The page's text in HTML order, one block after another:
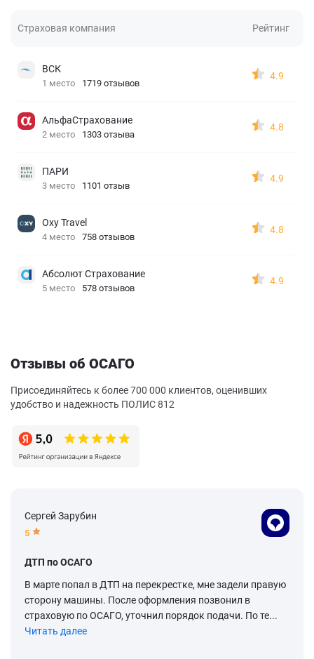
Страховая компания Рейтинг
ВСК
1 место 1719 отзывов
4.9
АльфаСтрахование
2 место 1303 отзыва
4.8
ПАРИ
3 место 1101 отзыв
4.9
Oxy Travel
4 место 758 отзывов
4.8
Абсолют Страхование
5 место 578 отзывов
4.9
Отзывы об ОСАГО
Присоединяйтесь к более 700 000 клиентов, оценивших
удобство и надежность ПОЛИС 812
Сергей Зарубин
5
ДТП по ОСАГО
В марте попал в ДТП на перекрестке, мне задели правую
сторону машины. После оформления позвонил в
страховую по ОСАГО, уточнил порядок подачи. По те...
Читать далее